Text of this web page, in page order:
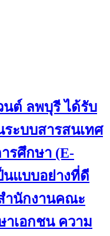
ต์ ลพบุรี ได้รับ
ระบบสารสนเทศ
รศึกษา (E-
นแบบอย่างที่ดี
ำนักงานคณะ
าเอกชน ความ